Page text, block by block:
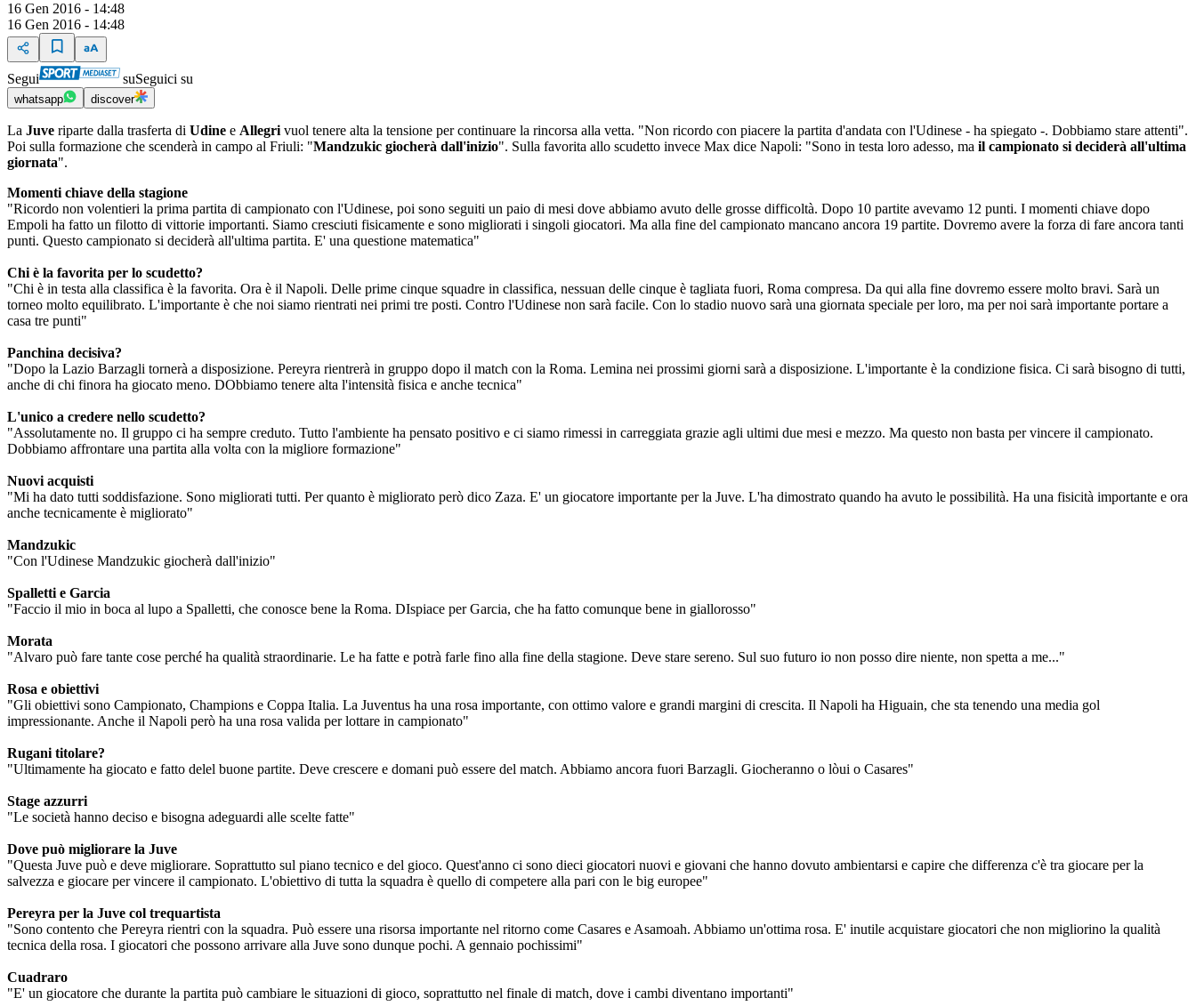
16 Gen 2016 - 14:48
16 Gen 2016 - 14:48
Segui suSeguici su
whatsapp discover
La Juve riparte dalla trasferta di Udine e Allegri vuol tenere alta la tensione per continuare la rincorsa alla vetta. "Non ricordo con piacere la partita d'andata con l'Udinese - ha spiegato -. Dobbiamo stare attenti".
Poi sulla formazione che scenderà in campo al Friuli: "Mandzukic giocherà dall'inizio". Sulla favorita allo scudetto invece Max dice Napoli: "Sono in testa loro adesso, ma il campionato si deciderà all'ultima
giornata".
Momenti chiave della stagione
"Ricordo non volentieri la prima partita di campionato con l'Udinese, poi sono seguiti un paio di mesi dove abbiamo avuto delle grosse difficoltà. Dopo 10 partite avevamo 12 punti. I momenti chiave dopo
Empoli ha fatto un filotto di vittorie importanti. Siamo cresciuti fisicamente e sono migliorati i singoli giocatori. Ma alla fine del campionato mancano ancora 19 partite. Dovremo avere la forza di fare ancora tanti
punti. Questo campionato si deciderà all'ultima partita. E' una questione matematica"
Chi è la favorita per lo scudetto?
"Chi è in testa alla classifica è la favorita. Ora è il Napoli. Delle prime cinque squadre in classifica, nessuan delle cinque è tagliata fuori, Roma compresa. Da qui alla fine dovremo essere molto bravi. Sarà un
torneo molto equilibrato. L'importante è che noi siamo rientrati nei primi tre posti. Contro l'Udinese non sarà facile. Con lo stadio nuovo sarà una giornata speciale per loro, ma per noi sarà importante portare a
casa tre punti"
Panchina decisiva?
"Dopo la Lazio Barzagli tornerà a disposizione. Pereyra rientrerà in gruppo dopo il match con la Roma. Lemina nei prossimi giorni sarà a disposizione. L'importante è la condizione fisica. Ci sarà bisogno di tutti,
anche di chi finora ha giocato meno. DObbiamo tenere alta l'intensità fisica e anche tecnica"
L'unico a credere nello scudetto?
"Assolutamente no. Il gruppo ci ha sempre creduto. Tutto l'ambiente ha pensato positivo e ci siamo rimessi in carreggiata grazie agli ultimi due mesi e mezzo. Ma questo non basta per vincere il campionato.
Dobbiamo affrontare una partita alla volta con la migliore formazione"
Nuovi acquisti
"Mi ha dato tutti soddisfazione. Sono migliorati tutti. Per quanto è migliorato però dico Zaza. E' un giocatore importante per la Juve. L'ha dimostrato quando ha avuto le possibilità. Ha una fisicità importante e ora
anche tecnicamente è migliorato"
Mandzukic
"Con l'Udinese Mandzukic giocherà dall'inizio"
Spalletti e Garcia
"Faccio il mio in boca al lupo a Spalletti, che conosce bene la Roma. DIspiace per Garcia, che ha fatto comunque bene in giallorosso"
Morata
"Alvaro può fare tante cose perché ha qualità straordinarie. Le ha fatte e potrà farle fino alla fine della stagione. Deve stare sereno. Sul suo futuro io non posso dire niente, non spetta a me..."
Rosa e obiettivi
"Gli obiettivi sono Campionato, Champions e Coppa Italia. La Juventus ha una rosa importante, con ottimo valore e grandi margini di crescita. Il Napoli ha Higuain, che sta tenendo una media gol
impressionante. Anche il Napoli però ha una rosa valida per lottare in campionato"
Rugani titolare?
"Ultimamente ha giocato e fatto delel buone partite. Deve crescere e domani può essere del match. Abbiamo ancora fuori Barzagli. Giocheranno o lòui o Casares"
Stage azzurri
"Le società hanno deciso e bisogna adeguardi alle scelte fatte"
Dove può migliorare la Juve
"Questa Juve può e deve migliorare. Soprattutto sul piano tecnico e del gioco. Quest'anno ci sono dieci giocatori nuovi e giovani che hanno dovuto ambientarsi e capire che differenza c'è tra giocare per la
salvezza e giocare per vincere il campionato. L'obiettivo di tutta la squadra è quello di competere alla pari con le big europee"
Pereyra per la Juve col trequartista
"Sono contento che Pereyra rientri con la squadra. Può essere una risorsa importante nel ritorno come Casares e Asamoah. Abbiamo un'ottima rosa. E' inutile acquistare giocatori che non migliorino la qualità
tecnica della rosa. I giocatori che possono arrivare alla Juve sono dunque pochi. A gennaio pochissimi"
Cuadraro
"E' un giocatore che durante la partita può cambiare le situazioni di gioco, soprattutto nel finale di match, dove i cambi diventano importanti"